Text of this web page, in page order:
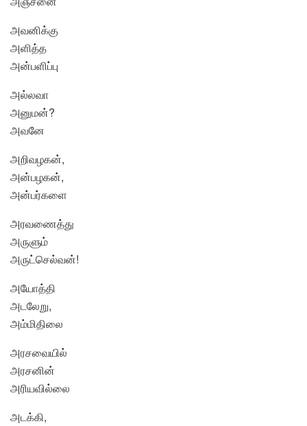
அவனிக்கு
அளித்த
அன்பளிப்பு
அல்லவா
அனுமன்?
அவனே
அறிவழகன்,
அன்பழகன்,
அன்பர்களை
அரவணைத்து
அருளும்
அருட்செல்வன்!
அயோத்தி
அடலேறு,
அம்மிதிலை
அரசவையில்
அரசனின்
அரியவில்லை
அடக்கி,